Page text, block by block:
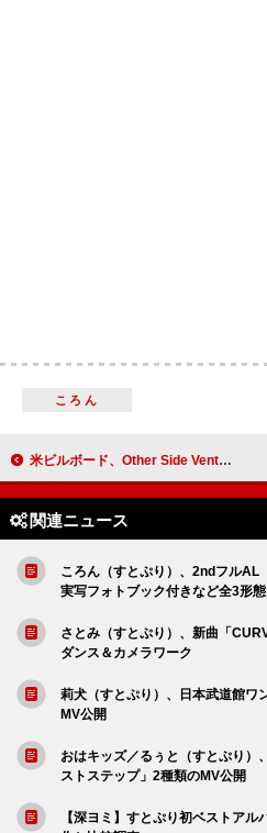
ころん
米ビルボード、Other Side Venturesと提携しインドに進出
関連ニュース
ころん（すとぷり）、2ndフル
実写フォトブック付きなど全3形態
さとみ（すとぷり）、新曲「
ダンス＆カメラワーク
莉犬（すとぷり）、日本武道館ワ
MV公開
おはキッズ／るぅと（すとぷり）
ストステップ」2種類のMV公開
【深ヨミ】すとぷり初ベストア